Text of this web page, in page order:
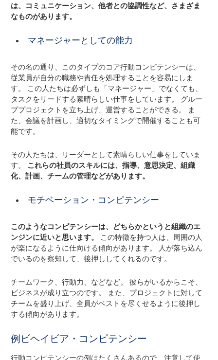
は、コミュニケーション、他者との協調性など、さまざま
なものがあります。
マネージャーとしての能力
その名の通り、このタイプのコア行動コンピテンシーは、
従業員が自分の職務や責任を処理することを容易にしま
す。 この人たちは必ずしも「マネージャー」でなくても、
タスクをリードする素晴らしい仕事をしています。 グルー
ププロジェクトを立ち上げ、運営することができる。 ま
た、会議を計画し、適切なタイミングで開催することも可
能です。
その人たちは、リーダーとして素晴らしい仕事をしていま
す。
これらの社員のスキルには、指導、意思決定、組織
化、計画、チームの管理などがあります。
モチベーション・コンピテンシー
このようなコンピテンシーは、どちらかというと組織のエ
ンジンに近いと思います。
この特徴を持つ人は、周囲の人
が楽になるように仕向ける傾向があります。 人が落ち込ん
でいるのを察知して、後押ししてくれるのです。
チームワーク、行動力、などなど。 彼らがいるからこそ、
ビジネスが成り立つのです。 また、プロジェクトに対して
チームを盛り上げ、全員がベストを尽くせるように後押し
する傾向があります。
例ビヘイビア・コンピテンシー
行動コンピテンシーの例はたくさんあるので、注意して使